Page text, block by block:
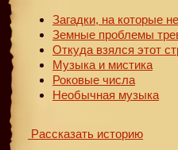
Загадки, на которые
Земные проблемы
Откуда взялся этот
Музыка и мистика
Роковые числа
Необычная музыка
Рассказать историю